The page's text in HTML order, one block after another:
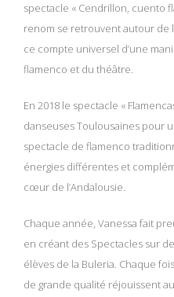
spectacle « Cendrillon, cuento
renom se retrouvent autour
ce compte universel d’une
flamenco et du théâtre.
En 2018 le spectacle «
danseuses Toulousaines pour
spectacle de flamenco
énergies différentes et
cœur de l’Andalousie.
Chaque année, Vanessa fait
en créant des Spectacles sur
élèves de la Buleria. Chaque
de grande qualité réjouissent